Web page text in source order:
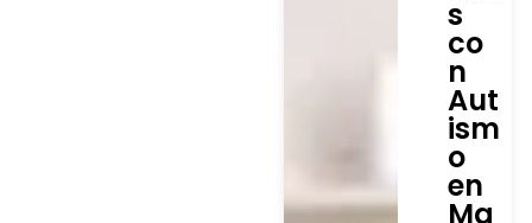
s
co
n
Aut
ism
o
en
Ma